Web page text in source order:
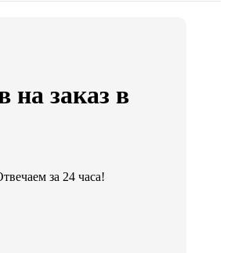
на заказ в
за 24 часа!